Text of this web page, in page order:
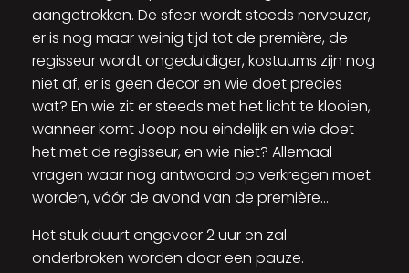
aangetrokken. De sfeer wordt steeds nerveuzer,
er is nog maar weinig tijd tot de première, de
regisseur wordt ongeduldiger, kostuums zijn nog
niet af, er is geen decor en wie doet precies
wat? En wie zit er steeds met het licht te klooien,
wanneer komt Joop nou eindelijk en wie doet
het met de regisseur, en wie niet? Allemaal
vragen waar nog antwoord op verkregen moet
worden, vóór de avond van de première…
Het stuk duurt ongeveer 2 uur en zal
onderbroken worden door een pauze.